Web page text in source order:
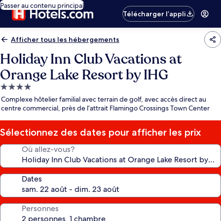
Passer au contenu principal
Télécharger l’appli
Afficher tous les hébergements
Holiday Inn Club Vacations at
Orange Lake Resort by IHG
Hébergement
4.0 étoiles
Complexe hôtelier familial avec terrain de golf, avec accès direct au
centre commercial, près de l’attrait Flamingo Crossings Town Center
Sélectionnez des dates pour afficher les prix
Où allez-vous?
Dates
Personnes